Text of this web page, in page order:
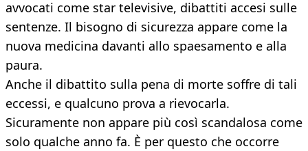
avvocati come star televisive, dibattiti accesi sulle
sentenze. Il bisogno di sicurezza appare come la
nuova medicina davanti allo spaesamento e alla
paura.
Anche il dibattito sulla pena di morte soffre di tali
eccessi, e qualcuno prova a rievocarla.
Sicuramente non appare più così scandalosa come
solo qualche anno fa. È per questo che occorre